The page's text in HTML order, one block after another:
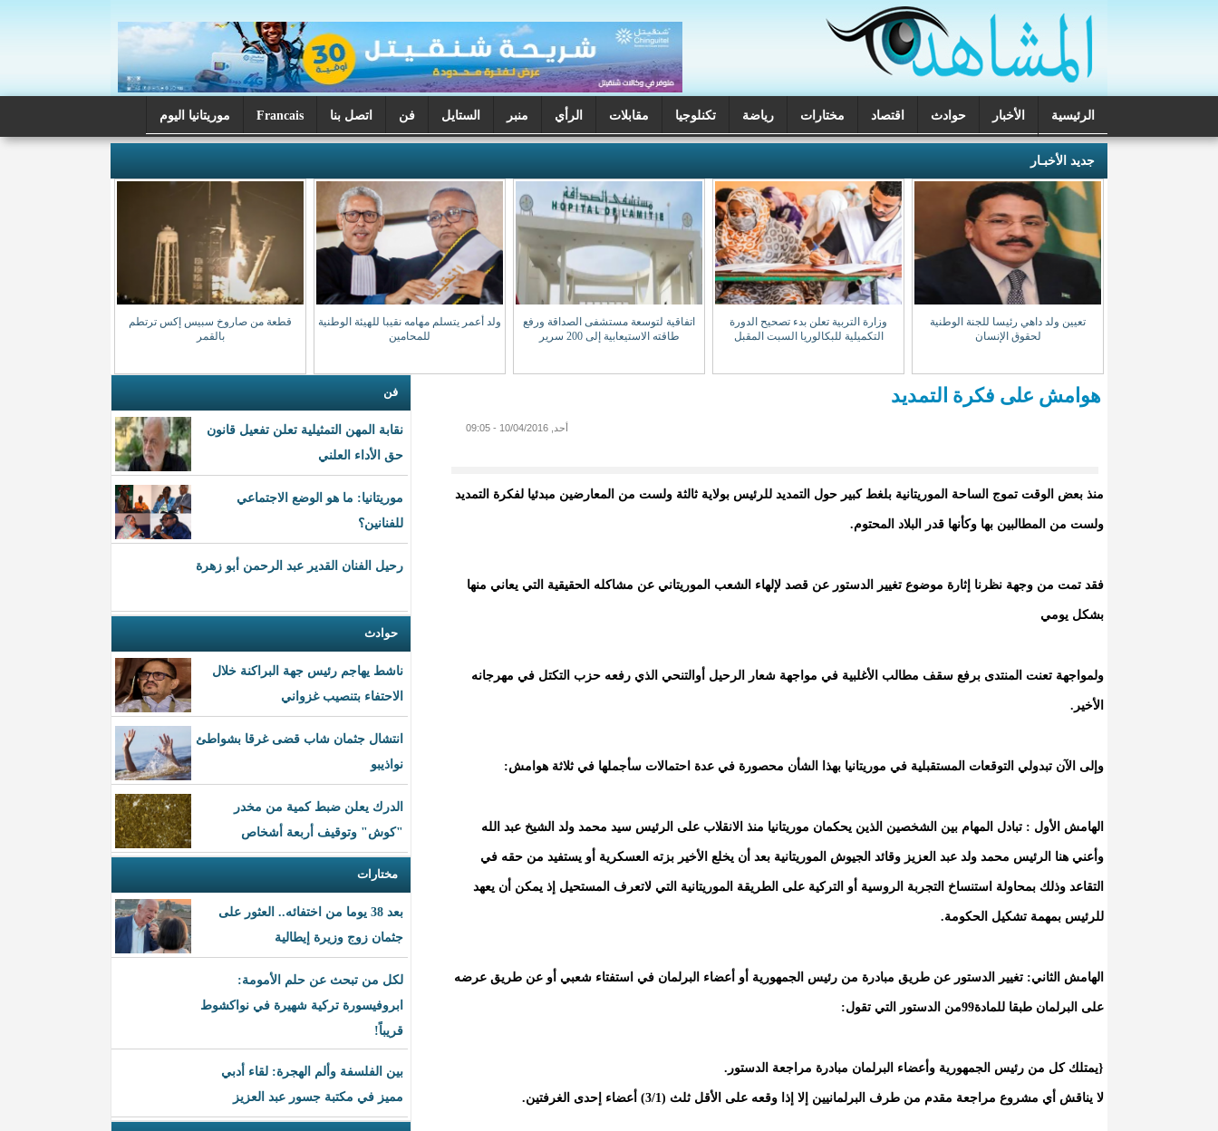
الرئيسية الأخبار حوادث اقتصاد مختارات رياضة تكنلوجيا مقابلات الرأي منبر الستايل فن اتصل بنا Francais موريتانيا اليوم
تحقيقات
جديد الأخبـار
تعيين ولد داهي رئيسا للجنة الوطنية
لحقوق الإنسان
وزارة التربية تعلن بدء تصحيح الدورة
التكميلية للبكالوريا السبت المقبل
اتفاقية لتوسعة مستشفى الصداقة ورفع
طاقته الاستيعابية إلى 200 سرير
ولد أعمر يتسلم مهامه نقيبا للهيئة الوطنية
للمحامين
قطعة من صاروخ سبيس إكس ترتطم
بالقمر
فن
نقابة المهن التمثيلية تعلن تفعيل قانون
حق الأداء العلني
موريتانيا: ما هو الوضع الاجتماعي
للفنانين؟
رحيل الفنان القدير عبد الرحمن أبو زهرة
حوادث
ناشط يهاجم رئيس جهة البراكنة خلال
الاحتفاء بتنصيب غزواني
انتشال جثمان شاب قضى غرقا بشواطئ
نواذيبو
الدرك يعلن ضبط كمية من مخدر
"كوش" وتوقيف أربعة أشخاص
مختارات
بعد 38 يوما من اختفائه.. العثور على
جثمان زوج وزيرة إيطالية
لكل من تبحث عن حلم الأمومة:
ابروفيسورة تركية شهيرة في نواكشوط
قريباً!
بين الفلسفة وألم الهجرة: لقاء أدبي
مميز في مكتبة جسور عبد العزيز
هوامش على فكرة التمديد
أحد, 10/04/2016 - 09:05
منذ بعض الوقت تموج الساحة الموريتانية بلغط كبير حول التمديد للرئيس بولاية ثالثة ولست من المعارضين مبدئيا لفكرة التمديد
ولست من المطالبين بها وكأنها قدر البلاد المحتوم.
فقد تمت من وجهة نظرنا إثارة موضوع تغيير الدستور عن قصد لإلهاء الشعب الموريتاني عن مشاكله الحقيقية التي يعاني منها
بشكل يومي
ولمواجهة تعنت المنتدى برفع سقف مطالب الأغلبية في مواجهة شعار الرحيل أوالتنحي الذي رفعه حزب التكتل في مهرجانه
الأخير.
وإلى الآن تبدولي التوقعات المستقبلية في موريتانيا بهذا الشأن محصورة في عدة احتمالات سأجملها في ثلاثة هوامش:
الهامش الأول : تبادل المهام بين الشخصين الذين يحكمان موريتانيا منذ الانقلاب على الرئيس سيد محمد ولد الشيخ عبد الله
وأعني هنا الرئيس محمد ولد عبد العزيز وقائد الجيوش الموريتانية بعد أن يخلع الأخير بزته العسكرية أو يستفيد من حقه في
التقاعد وذلك بمحاولة استنساخ التجربة الروسية أو التركية على الطريقة الموريتانية التي لاتعرف المستحيل إذ يمكن أن يعهد
للرئيس بمهمة تشكيل الحكومة.
الهامش الثاني: تغيير الدستور عن طريق مبادرة من رئيس الجمهورية أو أعضاء البرلمان في استفتاء شعبي أو عن طريق عرضه
على البرلمان طبقا للمادة99من الدستور التي تقول:
{يمتلك كل من رئيس الجمهورية وأعضاء البرلمان مبادرة مراجعة الدستور.
لا يناقش أي مشروع مراجعة مقدم من طرف البرلمانيين إلا إذا وقعه على الأقل ثلث (3/1) أعضاء إحدى الغرفتين.